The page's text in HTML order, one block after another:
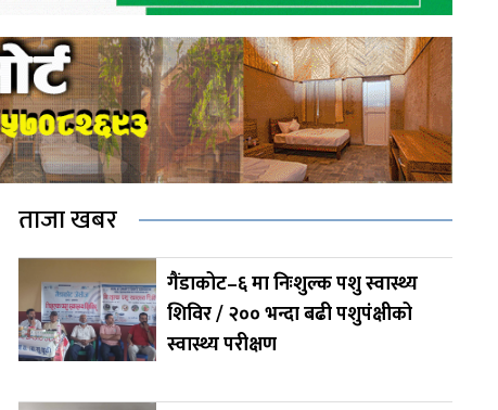
ताजा खबर
गैंडाकोट–६ मा निःशुल्क पशु स्वास्थ्य
शिविर / २०० भन्दा बढी पशुपंक्षीको
स्वास्थ्य परीक्षण